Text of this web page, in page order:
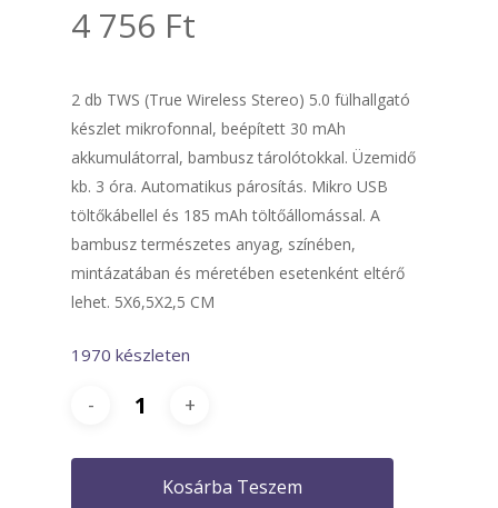
4 756 Ft
2 db TWS (True Wireless Stereo) 5.0 fülhallgató
készlet mikrofonnal, beépített 30 mAh
akkumulátorral, bambusz tárolótokkal. Üzemidő
kb. 3 óra. Automatikus párosítás. Mikro USB
töltőkábellel és 185 mAh töltőállomással. A
bambusz természetes anyag, színében,
mintázatában és méretében esetenként eltérő
lehet. 5X6,5X2,5 CM
1970 készleten
Kosárba Teszem